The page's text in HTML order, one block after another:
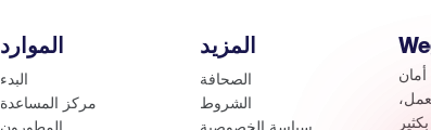
الموارد
البدء
مركز المساعدة
المطورون
المزيد
الصحافة
الشروط
سياسة الخصوصية